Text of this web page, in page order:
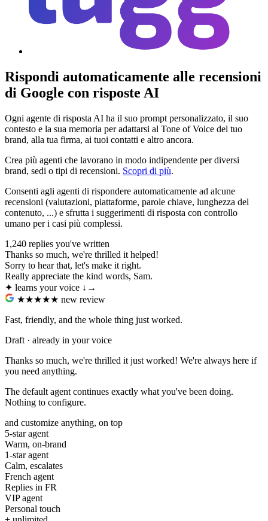
Rispondi automaticamente alle recensioni
di Google con risposte AI
Ogni agente di risposta AI ha il suo prompt personalizzato, il suo
contesto e la sua memoria per adattarsi al Tone of Voice del tuo
brand, alla tua firma, ai tuoi contatti e altro ancora.
Crea più agenti che lavorano in modo indipendente per diversi
brand, sedi o tipi di recensioni. Scopri di più.
Consenti agli agenti di rispondere automaticamente ad alcune
recensioni (valutazioni, piattaforme, parole chiave, lunghezza del
contenuto, ...) e sfrutta i suggerimenti di risposta con controllo
umano per i casi più complessi.
1,240 replies you've written
Thanks so much, we're thrilled it helped!
Sorry to hear that, let's make it right.
Really appreciate the kind words, Sam.
✦ learns your voice ↓ →
★★★★★ new review
Fast, friendly, and the whole thing just worked.
Draft · already in your voice
Thanks so much, we're thrilled it just worked! We're always here if
you need anything.
The default agent continues exactly what you've been doing.
Nothing to configure.
and customize anything, on top
5-star agent
Warm, on-brand
1-star agent
Calm, escalates
French agent
Replies in FR
VIP agent
Personal touch